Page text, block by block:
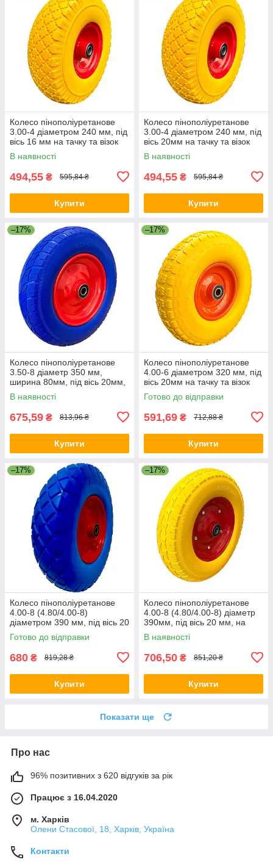
Колесо пінополіуретанове
3.00-4 діаметром 240 мм, під
вісь 16 мм на тачку та візок
В наявності
494,55 ₴ 595,84 ₴
Купити
Колесо пінополіуретанове
3.00-4 діаметром 240 мм, під
вісь 20мм на тачку та візок
В наявності
494,55 ₴ 595,84 ₴
Купити
–17%
Колесо пінополіуретанове
3.50-8 діаметр 350 мм,
ширина 80мм, під вісь 20мм,
на тачку та візок
В наявності
675,59 ₴ 813,96 ₴
Купити
–17%
Колесо пінополіуретанове
4.00-6 діаметром 320 мм, під
вісь 20мм на тачку та візок
Готово до відправки
591,69 ₴ 712,88 ₴
Купити
–17%
Колесо пінополіуретанове
4.00-8 (4.80/4.00-8)
діаметром 390 мм, під вісь 20
мм для тачки та візка
Готово до відправки
680 ₴ 819,28 ₴
Купити
–17%
Колесо пінополіуретанове
4.00-8 (4.80/4.00-8) діаметр
390мм, під вісь 20 мм, на
тачку та візок
В наявності
706,50 ₴ 851,20 ₴
Купити
Показати ще
Про нас
96% позитивних з 620 відгуків за рік
Працює з 16.04.2020
м. Харків
Олени Стасової, 18, Харків, Україна
Контакти